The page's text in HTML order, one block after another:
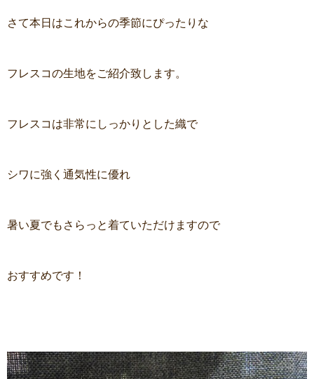
さて本日はこれからの季節にぴったりな
フレスコの生地をご紹介致します。
フレスコは非常にしっかりとした織で
シワに強く通気性に優れ
暑い夏でもさらっと着ていただけますので
おすすめです！